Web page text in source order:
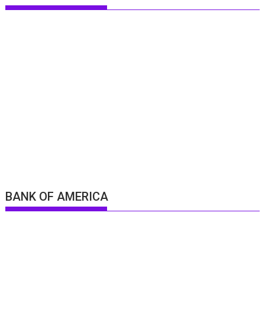
BANK OF AMERICA